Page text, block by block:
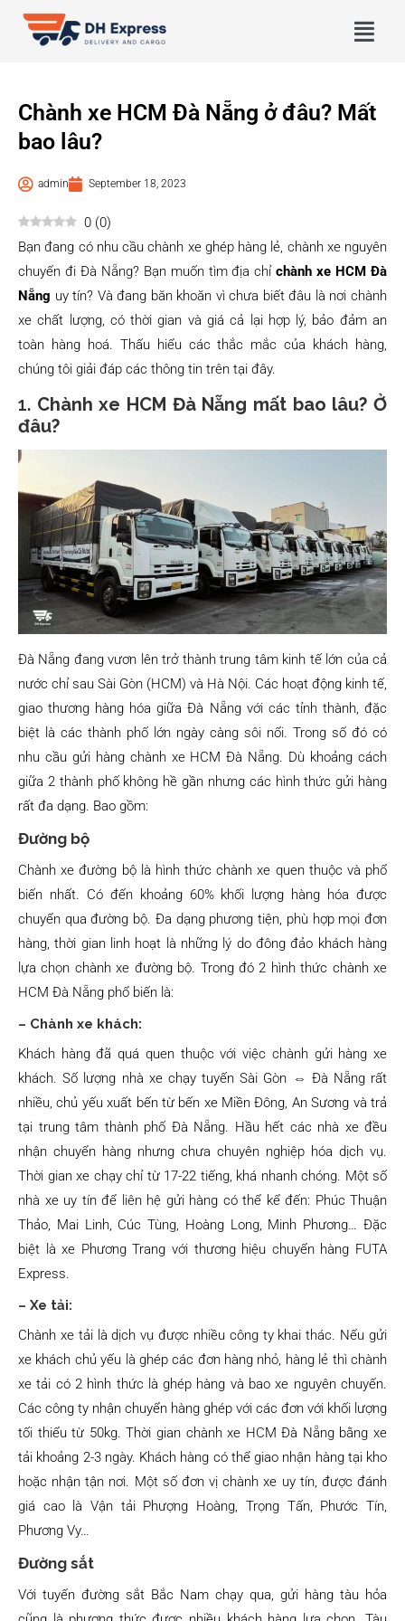
Chành xe HCM Đà Nẵng ở đâu? Mất
bao lâu?
admin September 18, 2023
0 (0)
Bạn đang có nhu cầu chành xe ghép hàng lẻ, chành xe nguyên
chuyến đi Đà Nẵng? Bạn muốn tìm địa chỉchành xe HCM Đà
Nẵng uy tín? Và đang băn khoăn vì chưa biết đâu là nơi chành
xe chất lượng, có thời gian và giá cả lại hợp lý, bảo đảm an
toàn hàng hoá. Thấu hiểu các thắc mắc của khách hàng,
chúng tôi giải đáp các thông tin trên tại đây.
1. Chành xe HCM Đà Nẵng mất bao lâu? Ở
đâu?
Đà Nẵng đang vươn lên trở thành trung tâm kinh tế lớn của cả
nước chỉ sau Sài Gòn (HCM) và Hà Nội. Các hoạt động kinh tế,
giao thương hàng hóa giữa Đà Nẵng với các tỉnh thành, đặc
biệt là các thành phố lớn ngày càng sôi nổi. Trong số đó có
nhu cầu gửi hàng chành xe HCM Đà Nẵng. Dù khoảng cách
giữa 2 thành phố không hề gần nhưng các hình thức gửi hàng
rất đa dạng. Bao gồm:
Đường bộ
Chành xe đường bộ là hình thức chành xe quen thuộc và phổ
biến nhất. Có đến khoảng 60% khối lượng hàng hóa được
chuyển qua đường bộ. Đa dạng phương tiện, phù hợp mọi đơn
hàng, thời gian linh hoạt là những lý do đông đảo khách hàng
lựa chọn chành xe đường bộ. Trong đó 2 hình thức chành xe
HCM Đà Nẵng phổ biến là:
– Chành xe khách:
Khách hàng đã quá quen thuộc với việc chành gửi hàng xe
khách. Số lượng nhà xe chạy tuyến Sài Gòn ⇔ Đà Nẵng rất
nhiều, chủ yếu xuất bến từ bến xe Miền Đông, An Sương và trả
tại trung tâm thành phố Đà Nẵng. Hầu hết các nhà xe đều
nhận chuyển hàng nhưng chưa chuyên nghiệp hóa dịch vụ.
Thời gian xe chạy chỉ từ 17-22 tiếng, khá nhanh chóng. Một số
nhà xe uy tín để liên hệ gửi hàng có thể kể đến: Phúc Thuận
Thảo, Mai Linh, Cúc Tùng, Hoàng Long, Minh Phương… Đặc
biệt là xe Phương Trang với thương hiệu chuyển hàng FUTA
Express.
– Xe tải:
Chành xe tải là dịch vụ được nhiều công ty khai thác. Nếu gửi
xe khách chủ yếu là ghép các đơn hàng nhỏ, hàng lẻ thì chành
xe tải có 2 hình thức là ghép hàng và bao xe nguyên chuyến.
Các công ty nhận chuyển hàng ghép với các đơn với khối lượng
tối thiểu từ 50kg. Thời gian chành xe HCM Đà Nẵng bằng xe
tải khoảng 2-3 ngày. Khách hàng có thể giao nhận hàng tại kho
hoặc nhận tận nơi. Một số đơn vị chành xe uy tín, được đánh
giá cao là Vận tải Phượng Hoàng, Trọng Tấn, Phước Tín,
Phương Vy…
Đường sắt
Với tuyến đường sắt Bắc Nam chạy qua, gửi hàng tàu hỏa